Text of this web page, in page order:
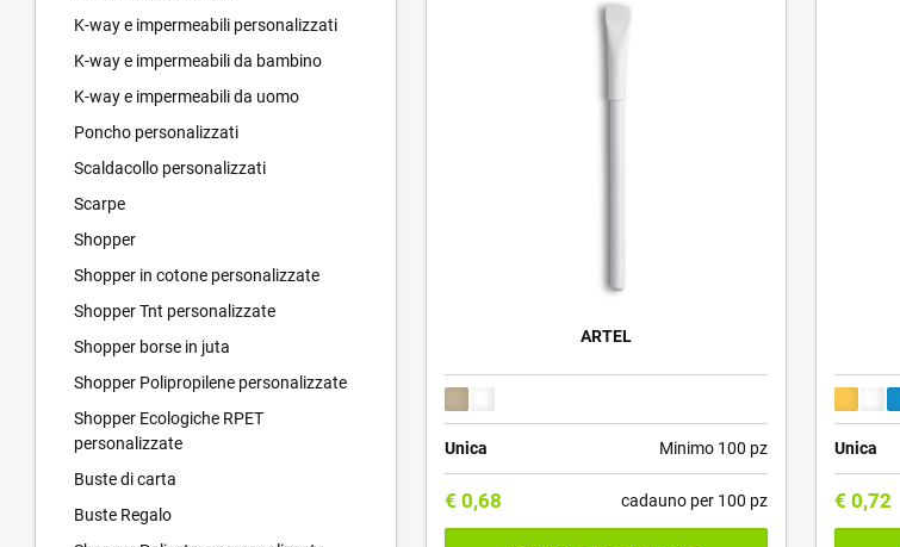
K-way e impermeabili personalizzati
K-way e impermeabili da bambino
K-way e impermeabili da uomo
Poncho personalizzati
Scaldacollo personalizzati
Scarpe
Shopper
Shopper in cotone personalizzate
Shopper Tnt personalizzate
Shopper borse in juta
Shopper Polipropilene personalizzate
Shopper Ecologiche RPET
personalizzate
Buste di carta
Buste Regalo
ARTEL
Unica Minimo 100 pz
€ 0,68 cadauno per 100 pz
Unica
€ 0,72